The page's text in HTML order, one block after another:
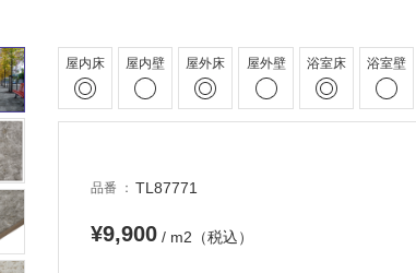
屋内床 屋内壁 屋外床 屋外壁 浴室床 浴室壁
品番 TL87771
¥9,900 / m2（税込）